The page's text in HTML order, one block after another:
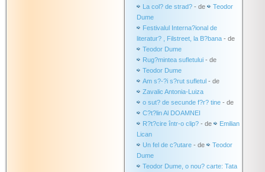
La col? de strad? - de
Teodor
Dume
Festivalul Interna?ional de
literatur? , Filstreet, la B?bana - de
Teodor Dume
Rug?mintea sufletului - de
Teodor Dume
Am s?-?i s?rut sufletul - de
Zavalic Antonia-Luiza
o sut? de secunde f?r? tine - de
C?t?lin Al DOAMNEI
R?t?cire într-o clip? - de
Emilian
Lican
Un fel de c?utare - de
Teodor
Dume
Teodor Dume, o nou? carte: Tata